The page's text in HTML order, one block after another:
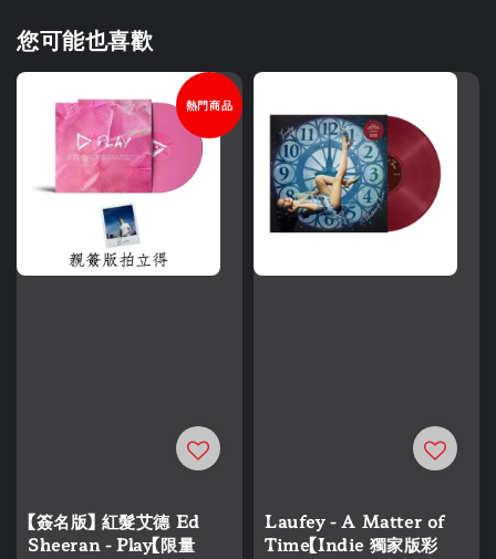
您可能也喜歡
熱門商品
【簽名版】 紅髮艾德 Ed
Sheeran - Play【限量
Laufey - A Matter of
Time【Indie 獨家版彩